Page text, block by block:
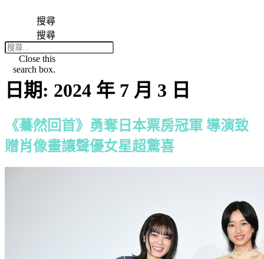
搜尋
搜尋
Close this
search box.
日期: 2024 年 7 月 3 日
《驀然回首》勇奪日本票房冠軍 導演致
贈肖像畫讓聲優女星超驚喜